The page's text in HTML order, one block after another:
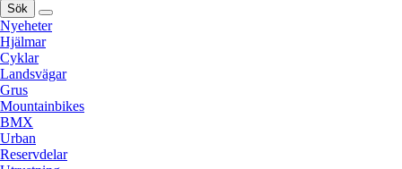
Sök
Nyeheter
Hjälmar
Cyklar
Landsvägar
Grus
Mountainbikes
BMX
Urban
Reservdelar